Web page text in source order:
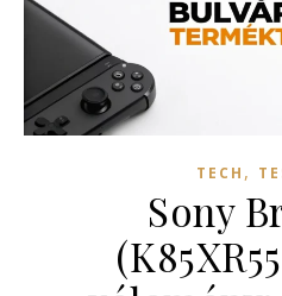
TECH ,
Sony